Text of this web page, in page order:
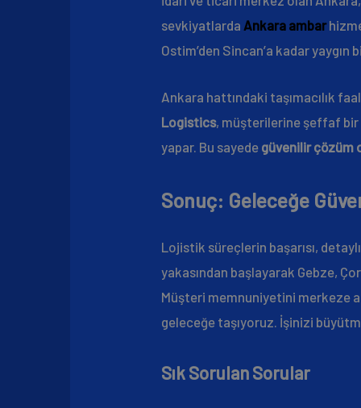
sevkiyatlarda Ankara ambar
Ostim’den Sincan’a kadar yaygın
Ankara hattındaki taşımacılık
Logistics, müşterilerine şeffaf bir
yapar. Bu sayede güvenilir çözüm
Sonuç: Geleceğe
Lojistik süreçlerin başarısı,
yakasından başlayarak Gebze,
Müşteri memnuniyetini merkeze
geleceğe taşıyoruz. İşinizi
Sık Sorulan Sorular